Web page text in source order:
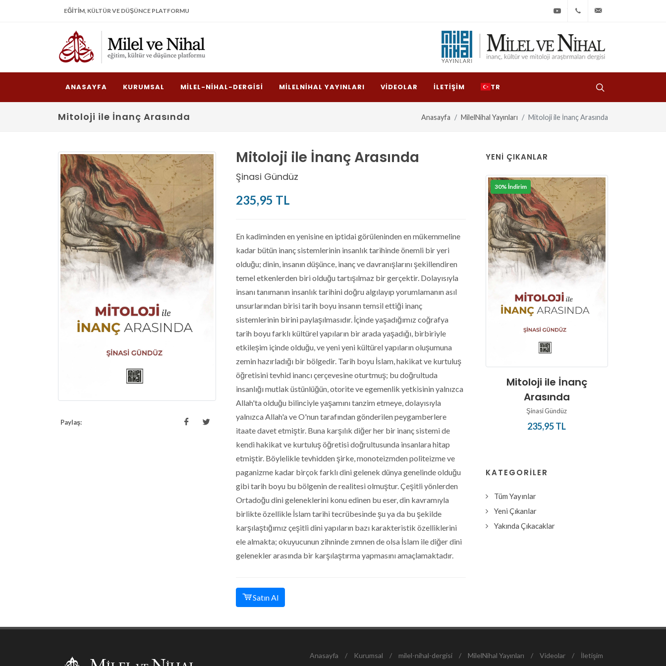
EĞITIM, KÜLTÜR VE DÜŞÜNCE PLATFORMU Youtube +90
533
ANASAYFA KURUMSAL MILEL-NIHAL-DERGISI MILELNIHAL YAYINLARI VIDEOLAR İLETIŞIM TR
Mitoloji ile İnanç Arasında Anasayfa MilelNihal Yayınları Mitoloji ile İnanç Arasında
Paylaş:
Mitoloji ile İnanç Arasında
Şinasi Gündüz
235,95 TL
En kadiminden en yenisine en iptidai görüleninden en mükemmeline
kadar bütün inanç sistemlerinin insanlık tarihinde önemli bir yeri
olduğu; dinin, insanın düşünce, inanç ve davranışlarını şekillendiren
temel etkenlerden biri olduğu tartışılmaz bir gerçektir. Dolayısıyla
insanı tanımanın insanlık tarihini doğru algılayıp yorumlamanın asıl
unsurlarından birisi tarih boyu insanın temsil ettiği inanç
sistemlerinin birini paylaşılmasıdır. İçinde yaşadığımız coğrafya
tarih boyu farklı kültürel yapıların bir arada yaşadığı, birbiriyle
etkileşim içinde olduğu, ve yeni yeni kültürel yapıların oluşumuna
zemin hazırladığı bir bölgedir. Tarih boyu İslam, hakikat ve kurtuluş
öğretisini tevhid inancı çerçevesine oturtmuş; bu doğrultuda
insanlığı mutlak üstünlüğün, otorite ve egemenlik yetkisinin yalnızca
Allah'ta olduğu bilinciyle yaşamını tanzim etmeye, dolayısıyla
yalnızca Allah'a ve O'nun tarafından gönderilen peygamberlere
itaate davet etmiştir. Buna karşılık diğer her bir inanç sistemi de
kendi hakikat ve kurtuluş öğretisi doğrultusunda insanlara hitap
etmiştir. Böylelikle tevhidden şirke, monoteizmden politeizme ve
paganizme kadar birçok farklı dini gelenek dünya genelinde olduğu
gibi tarih boyu bu bölgenin de realitesi olmuştur. Çeşitli yönlerden
Ortadoğu dini geleneklerini konu edinen bu eser, din kavramıyla
birlikte özellikle İslam tarihi tecrübesinde şu ya da bu şekilde
karşılaştığımız çeşitli dini yapıların bazı karakteristik özelliklerini
ele almakta; okuyucunun zihninde zımnen de olsa İslam ile diğer dini
gelenekler arasında bir karşılaştırma yapmasını amaçlamaktadır.
Satın Al
YENI ÇIKANLAR
30% İndirim
Mitoloji ile İnanç
Arasında
Şinasi Gündüz
235,95 TL
KATEGORILER
Tüm Yayınlar
Yeni Çıkanlar
Yakında Çıkacaklar
Anasayfa / Kurumsal / milel-nihal-dergisi / MilelNihal Yayınları / Videolar / İletişim